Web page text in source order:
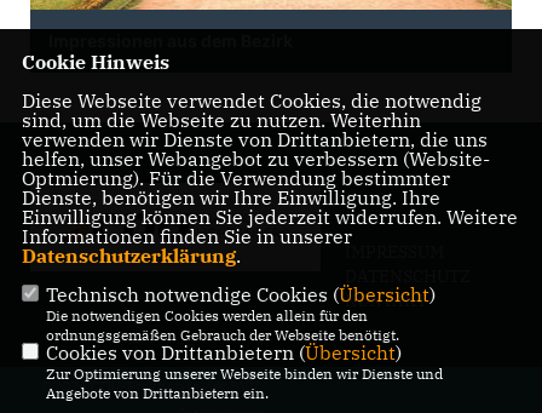
KONTAKT
@2026 CDU-Fraktion in der BVV
Cookie Hinweis
Diese Webseite verwendet Cookies, die notwendig
sind, um die Webseite zu nutzen. Weiterhin
verwenden wir Dienste von Drittanbietern, die uns
helfen, unser Webangebot zu verbessern (Website-
Optmierung). Für die Verwendung bestimmter
Dienste, benötigen wir Ihre Einwilligung. Ihre
Einwilligung können Sie jederzeit widerrufen. Weitere
Informationen finden Sie in unserer
Datenschutzerklärung.
Technisch notwendige Cookies (Übersicht)
Die notwendigen Cookies werden allein für den
ordnungsgemäßen Gebrauch der Webseite benötigt.
Cookies von Drittanbietern (Übersicht)
Zur Optimierung unserer Webseite binden wir Dienste und
Angebote von Drittanbietern ein.